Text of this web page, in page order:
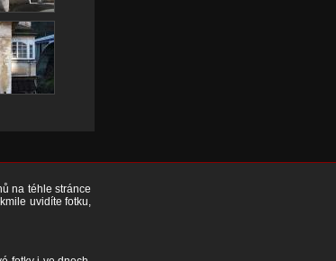
na téhle stránce
uvidíte fotku,